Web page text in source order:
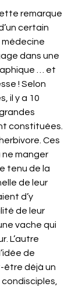
remarque
certain
médecine
dans une
… et
! Selon
il y a 10
constituées.
Ces
manger
tenu de la
de leur
d’y
de leur
vache qui
L’autre
de
être déjà un